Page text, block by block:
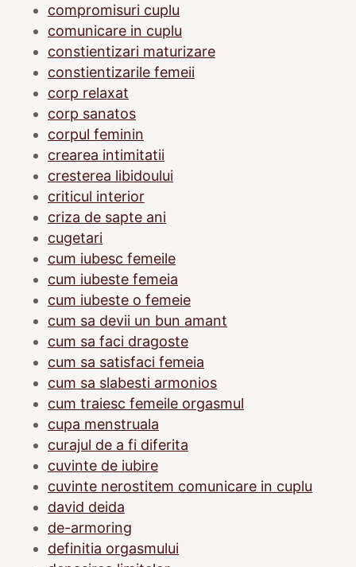
compromisuri cuplu
comunicare in cuplu
constientizari maturizare
constientizarile femeii
corp relaxat
corp sanatos
corpul feminin
crearea intimitatii
cresterea libidoului
criticul interior
criza de sapte ani
cugetari
cum iubesc femeile
cum iubeste femeia
cum iubeste o femeie
cum sa devii un bun amant
cum sa faci dragoste
cum sa satisfaci femeia
cum sa slabesti armonios
cum traiesc femeile orgasmul
cupa menstruala
curajul de a fi diferita
cuvinte de iubire
cuvinte nerostitem comunicare in cuplu
david deida
de-armoring
definitia orgasmului